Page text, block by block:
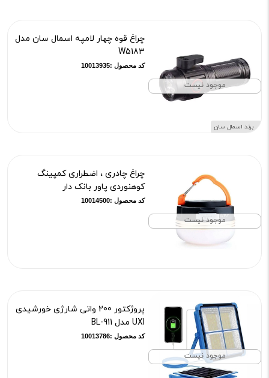
موجود نیست
برند اسمال سان
چراغ قوه چهار لامپه اسمال سان مدل
W5183
کد محصول :10013935
موجود نیست
چراغ چادری ، اضطراری کمپینگ
کوهنوردی پاور بانک دار
کد محصول :10014500
موجود نیست
پروژکتور 200 واتی شارژی خورشیدی
UXI مدل BL-911
کد محصول :10013786